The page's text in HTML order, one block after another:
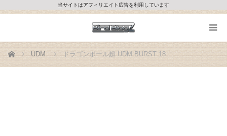
当サイトはアフィリエイト広告を利用しています
ホーム UDM ドラゴンボール超 UDM BURST 18